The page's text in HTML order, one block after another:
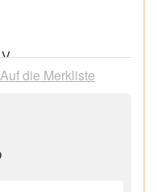
V,
Auf die Merkliste